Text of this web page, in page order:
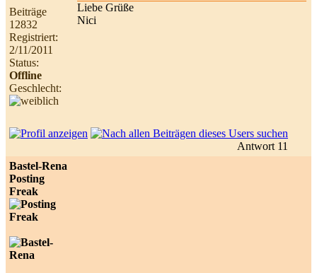
Beiträge
12832
Registriert:
2/11/2011
Status:
Offline
Geschlecht:
Liebe Grüße
Nici
Antwort 11
Bastel-Rena
Posting
Freak